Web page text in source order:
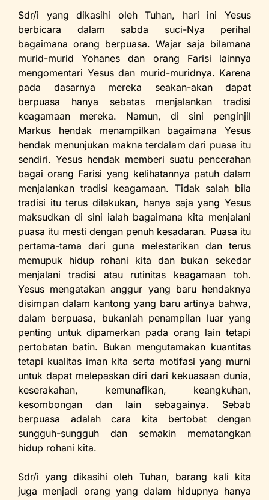
Sdr/i yang dikasihi oleh Tuhan, hari ini Yesus
berbicara dalam sabda suci-Nya perihal
bagaimana orang berpuasa. Wajar saja bilamana
murid-murid Yohanes dan orang Farisi lainnya
mengomentari Yesus dan murid-muridnya. Karena
pada dasarnya mereka seakan-akan dapat
berpuasa hanya sebatas menjalankan tradisi
keagamaan mereka. Namun, di sini penginjil
Markus hendak menampilkan bagaimana Yesus
hendak menunjukan makna terdalam dari puasa itu
sendiri. Yesus hendak memberi suatu pencerahan
bagai orang Farisi yang kelihatannya patuh dalam
menjalankan tradisi keagamaan. Tidak salah bila
tradisi itu terus dilakukan, hanya saja yang Yesus
maksudkan di sini ialah bagaimana kita menjalani
puasa itu mesti dengan penuh kesadaran. Puasa itu
pertama-tama dari guna melestarikan dan terus
memupuk hidup rohani kita dan bukan sekedar
menjalani tradisi atau rutinitas keagamaan toh.
Yesus mengatakan anggur yang baru hendaknya
disimpan dalam kantong yang baru artinya bahwa,
dalam berpuasa, bukanlah penampilan luar yang
penting untuk dipamerkan pada orang lain tetapi
pertobatan batin. Bukan mengutamakan kuantitas
tetapi kualitas iman kita serta motifasi yang murni
untuk dapat melepaskan diri dari kekuasaan dunia,
keserakahan, kemunafikan, keangkuhan,
kesombongan dan lain sebagainya. Sebab
berpuasa adalah cara kita bertobat dengan
sungguh-sungguh dan semakin mematangkan
hidup rohani kita.
Sdr/i yang dikasihi oleh Tuhan, barang kali kita
juga menjadi orang yang dalam hidupnya hanya